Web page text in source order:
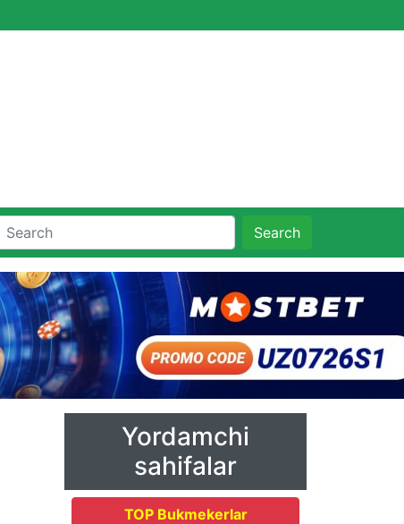
Search
Yordamchi
sahifalar
TOP Bukmekerlar